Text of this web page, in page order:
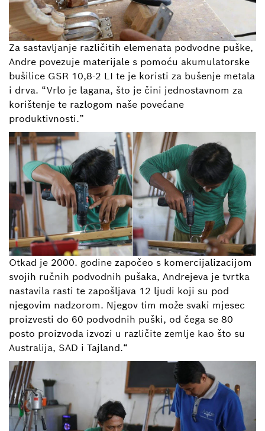
Za sastavljanje različitih elemenata podvodne puške,
Andre povezuje materijale s pomoću akumulatorske
bušilice GSR 10,8-2 LI te je koristi za bušenje metala
i drva. “Vrlo je lagana, što je čini jednostavnom za
korištenje te razlogom naše povećane
produktivnosti.”
Otkad je 2000. godine započeo s komercijalizacijom
svojih ručnih podvodnih pušaka, Andrejeva je tvrtka
nastavila rasti te zapošljava 12 ljudi koji su pod
njegovim nadzorom. Njegov tim može svaki mjesec
proizvesti do 60 podvodnih puški, od čega se 80
posto proizvoda izvozi u različite zemlje kao što su
Australija, SAD i Tajland.“